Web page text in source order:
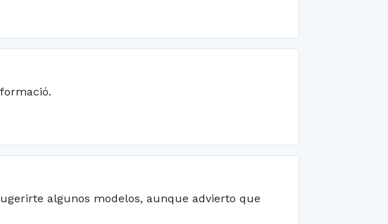
algunos modelos, aunque advierto que